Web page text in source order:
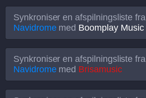
Synkroniser en afspilningsliste fra
Navidromemed Boomplay Music
Synkroniser en afspilningsliste fra
Navidromemed Brisamusic